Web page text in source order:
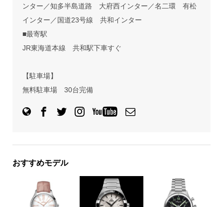
ンター／知多半島道路 大府西インター／名二環 有松
インター／国道23号線 共和インター
■最寄駅
JR東海道本線 共和駅下車すぐ
【駐車場】
無料駐車場 30台完備
おすすめモデル